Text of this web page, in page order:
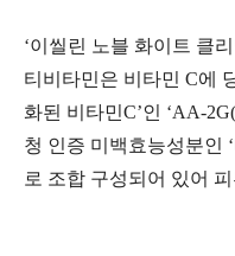
‘이씰린 노블 화이트 클
티비타민은 비타민 C에
화된 비타민C’인 ‘AA-2G(
청 인증 미백효능성분인 ‘
로 조합 구성되어 있어